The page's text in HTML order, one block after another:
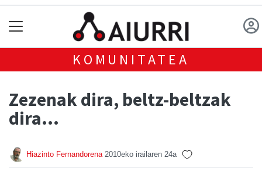
KOMUNITATEA
Zezenak dira, beltz-beltzak
dira...
Hiazinto Fernandorena 2010eko irailaren 24a